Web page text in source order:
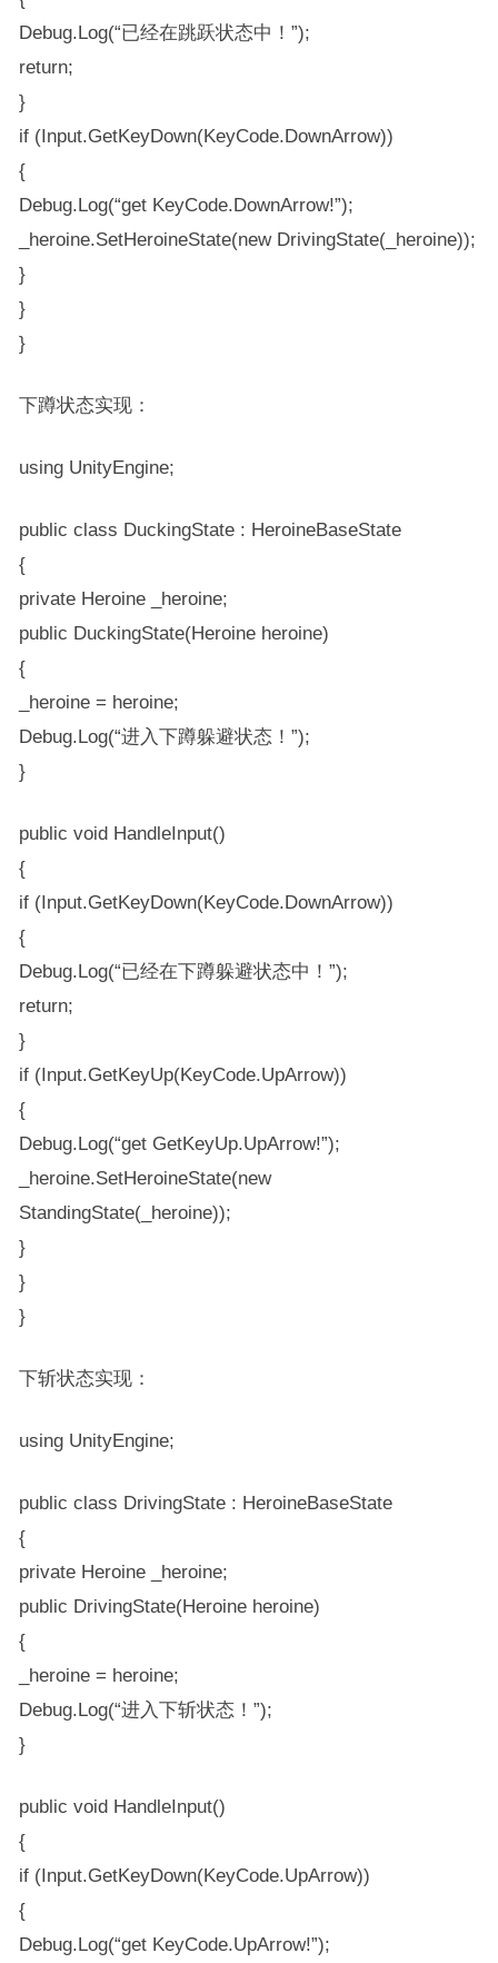
Debug.Log(“已经在跳跃状态中！”);
return;
}
if (Input.GetKeyDown(KeyCode.DownArrow))
{
Debug.Log(“get KeyCode.DownArrow!”);
_heroine.SetHeroineState(new DrivingState(_heroine));
}
}
}
下蹲状态实现：
using UnityEngine;
public class DuckingState : HeroineBaseState
{
private Heroine _heroine;
public DuckingState(Heroine heroine)
{
_heroine = heroine;
Debug.Log(“进入下蹲躲避状态！”);
}
public void HandleInput()
{
if (Input.GetKeyDown(KeyCode.DownArrow))
{
Debug.Log(“已经在下蹲躲避状态中！”);
return;
}
if (Input.GetKeyUp(KeyCode.UpArrow))
{
Debug.Log(“get GetKeyUp.UpArrow!”);
_heroine.SetHeroineState(new
StandingState(_heroine));
}
}
}
下斩状态实现：
using UnityEngine;
public class DrivingState : HeroineBaseState
{
private Heroine _heroine;
public DrivingState(Heroine heroine)
{
_heroine = heroine;
Debug.Log(“进入下斩状态！”);
}
public void HandleInput()
{
if (Input.GetKeyDown(KeyCode.UpArrow))
{
Debug.Log(“get KeyCode.UpArrow!”);